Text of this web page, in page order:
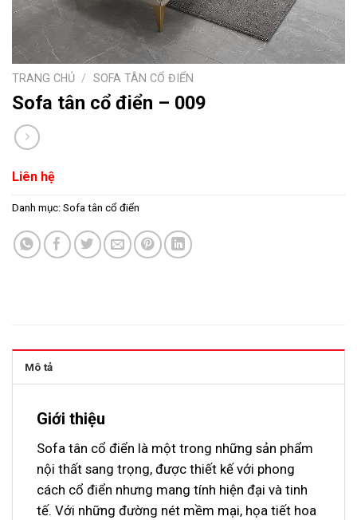
TRANG CHỦ / SOFA TÂN CỔ ĐIỂN
Sofa tân cổ điển – 009
Liên hệ
Danh mục: Sofa tân cổ điển
Mô tả
Giới thiệu
Sofa tân cổ điển là một trong những sản phẩm
nội thất sang trọng, được thiết kế với phong
cách cổ điển nhưng mang tính hiện đại và tinh
tế. Với những đường nét mềm mại, họa tiết hoa